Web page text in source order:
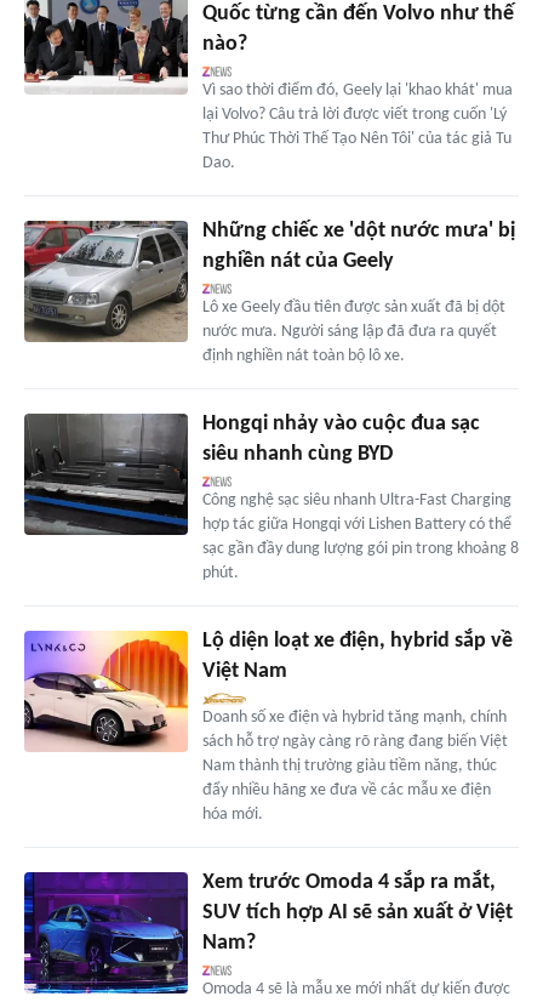
Quốc từng cần đến Volvo như thế
nào?
Vì sao thời điểm đó, Geely lại 'khao khát' mua
lại Volvo? Câu trả lời được viết trong cuốn 'Lý
Thư Phúc Thời Thế Tạo Nên Tôi' của tác giả Tu
Dao.
Những chiếc xe 'dột nước mưa' bị
nghiền nát của Geely
Lô xe Geely đầu tiên được sản xuất đã bị dột
nước mưa. Người sáng lập đã đưa ra quyết
định nghiền nát toàn bộ lô xe.
Hongqi nhảy vào cuộc đua sạc
siêu nhanh cùng BYD
Công nghệ sạc siêu nhanh Ultra-Fast Charging
hợp tác giữa Hongqi với Lishen Battery có thể
sạc gần đầy dung lượng gói pin trong khoảng 8
phút.
Lộ diện loạt xe điện, hybrid sắp về
Việt Nam
Doanh số xe điện và hybrid tăng mạnh, chính
sách hỗ trợ ngày càng rõ ràng đang biến Việt
Nam thành thị trường giàu tiềm năng, thúc
đẩy nhiều hãng xe đưa về các mẫu xe điện
hóa mới.
Xem trước Omoda 4 sắp ra mắt,
SUV tích hợp AI sẽ sản xuất ở Việt
Nam?
Omoda 4 sẽ là mẫu xe mới nhất dự kiến được